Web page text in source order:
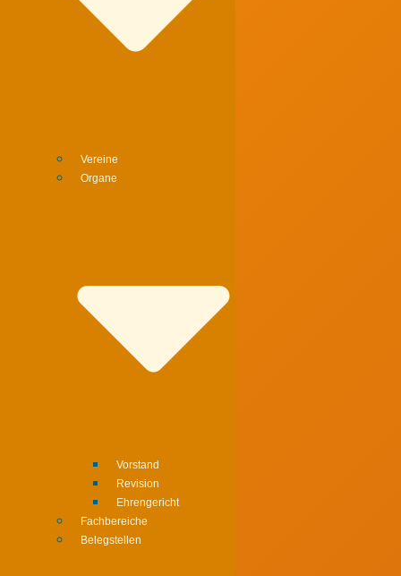
Vereine
Organe
Vorstand
Revision
Ehrengericht
Fachbereiche
Belegstellen